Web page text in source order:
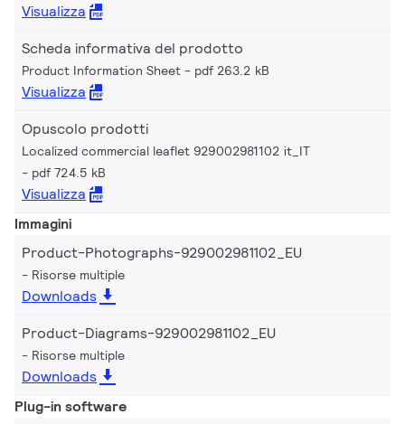
Visualizza
Scheda informativa del prodotto
Product Information Sheet pdf 263.2 kB
Visualizza
Opuscolo prodotti
Localized commercial leaflet 929002981102 it_IT
pdf 724.5 kB
Visualizza
Immagini
Product-Photographs-929002981102_EU
Risorse multiple
Downloads
Product-Diagrams-929002981102_EU
Risorse multiple
Downloads
Plug-in software